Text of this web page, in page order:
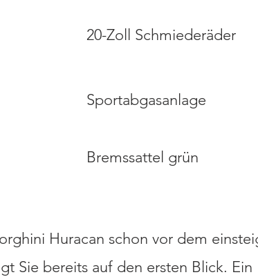
20-Zoll Schmiederäder
Bremssattel grün
Sportabgasanlage
Huracan schon vor dem
Sie bereits auf den ersten Blick. Ein